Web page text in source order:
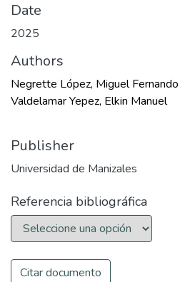
Date
2025
Authors
Negrette López, Miguel Fernando
Valdelamar Yepez, Elkin Manuel
Publisher
Universidad de Manizales
Referencia bibliográfica
Citar documento